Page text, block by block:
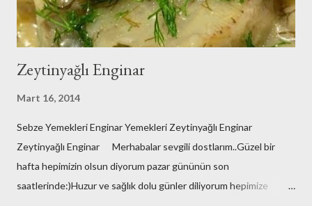
Zeytinyağlı Enginar
Mart 16, 2014
Sebze Yemekleri Enginar Yemekleri Zeytinyağlı Enginar
Zeytinyağlı Enginar Merhabalar sevgili dostlarım..Güzel bir
hafta hepimizin olsun diyorum pazar gününün son
saatlerinde:)Huzur ve sağlık dolu günler diliyorum hepimize